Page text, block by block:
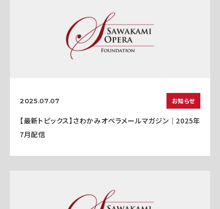
2025.07.07 お知らせ
【最新トピックス】さわかみオペラメールマガジン｜2025年
7月配信